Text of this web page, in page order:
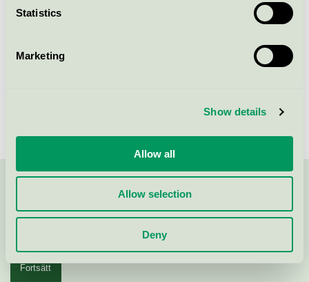
Statistics
Marketing
Show details
Allow all
Allow selection
Deny
08-55 55 24 00eller via formuläret:
Fortsätt